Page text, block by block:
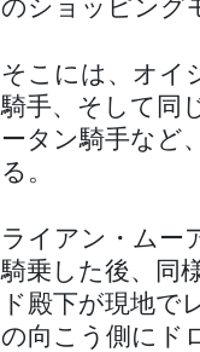
のショッピング
そこには、オイ
騎手、そして同
ータン騎手など
る。
ライアン・ムー
騎乗した後、同
ド殿下が現地で
の向こう側にド